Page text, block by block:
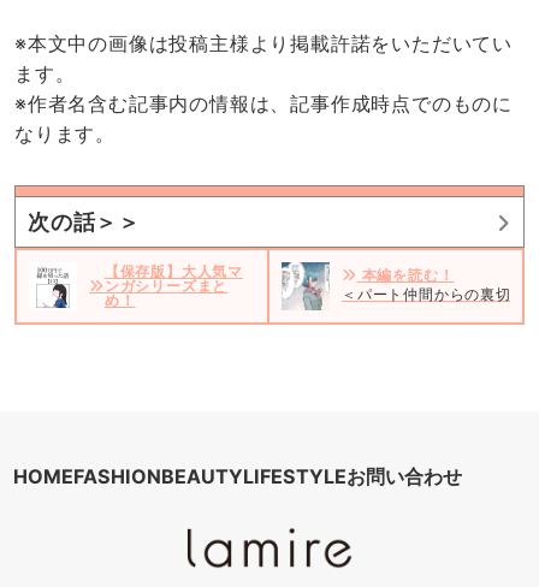
※本文中の画像は投稿主様より掲載許諾をいただいてい
ます。
※作者名含む記事内の情報は、記事作成時点でのものに
なります。
次の話＞＞
【保存版】大人気マ
ンガシリーズまと
め！
本編を読む！
＜パート仲間からの裏切り
HOMEFASHIONBEAUTYLIFESTYLEお問い合わせ